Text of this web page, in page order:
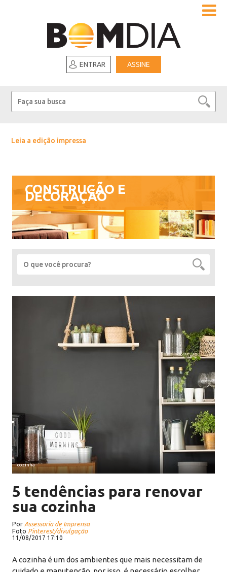
ENTRAR ASSINE
Leia a edição impressa
CONSTRUÇÃO E
DECORAÇÃO
cozinha
5 tendências para renovar
sua cozinha
Por Assessoria de Imprensa
Foto Pinterest/divulgação
11/08/2017 17:10
A cozinha é um dos ambientes que mais necessitam de